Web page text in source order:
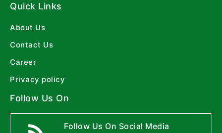
Quick Links
About Us
Contact Us
Career
Privacy policy
Follow Us On
Follow Us On Social Media